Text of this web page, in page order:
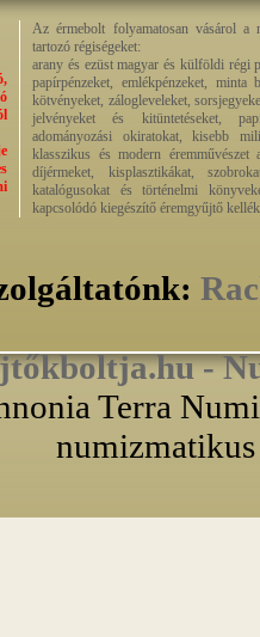
Az érmebolt folyamatosan vásárol a
tartozó régiségeket:
arany és ezüst magyar és külföldi régi
papírpénzeket, emlékpénzeket, minta
kötvényeket, zálogleveleket,
jelvényeket és kitüntetéseket,
adományozási okiratokat, kisebb
klasszikus és modern éremművészet
díjérmeket, kisplasztikákat,
katalógusokat és történelmi
kapcsolódó kiegészítő éremgyűjtő
-
Terra
numizmatikus